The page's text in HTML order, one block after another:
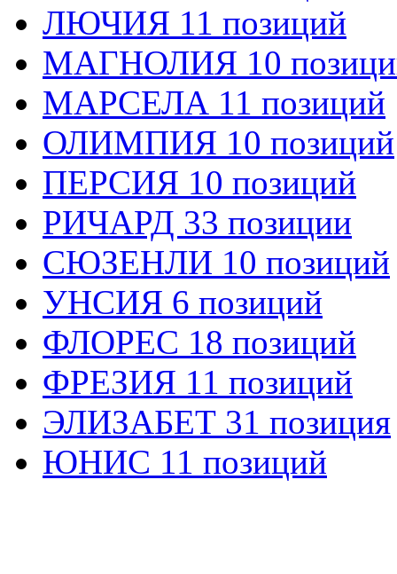
ЛЮЧИЯ 11 позиций
МАГНОЛИЯ 10
МАРСЕЛА 11 позиций
ОЛИМПИЯ 10 позиций
ПЕРСИЯ 10 позиций
РИЧАРД 33 позиции
СЮЗЕНЛИ 10 позиций
УНСИЯ 6 позиций
ФЛОРЕС 18 позиций
ФРЕЗИЯ 11 позиций
ЭЛИЗАБЕТ 31 позиция
ЮНИС 11 позиций